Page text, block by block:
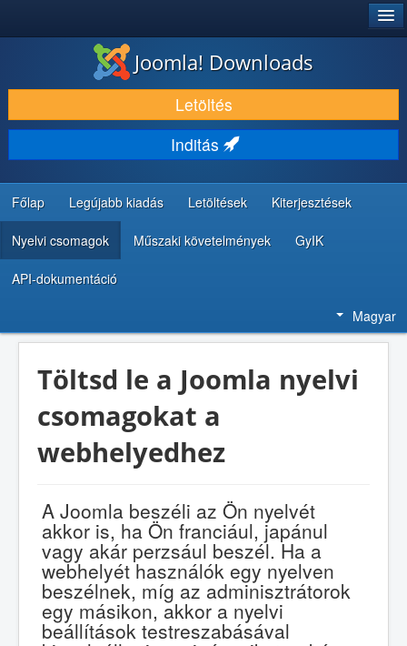
LETÖLTÉS ÉS KITERJESZTÉS
FEDEZZE FEL ÉS TANULJA MEG
KÖZÖSSÉG ÉS TÁMOGATÁS
FEJLESZTŐI ERŐFORRÁSOK
Joomla! Downloads
Letöltés
Inditás
Főlap Legújabb kiadás Letöltések Kiterjesztések
Nyelvi csomagok Műszaki követelmények GyIK
API-dokumentáció
Magyar
Töltsd le a Joomla nyelvi
csomagokat a
webhelyedhez
A Joomla beszéli az Ön nyelvét
akkor is, ha Ön franciául, japánul
vagy akár perzsául beszél. Ha a
webhelyét használók egy nyelven
beszélnek, míg az adminisztrátorok
egy másikon, akkor a nyelvi
beállítások testreszabásával